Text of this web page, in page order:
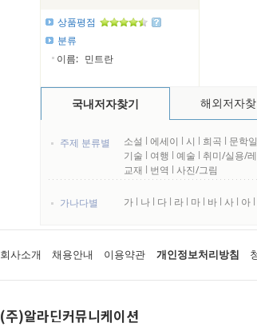
상품평점
분류
이름: 민트란
국내저자찾기 해외저자
주제 분류별 소설 l 에세이 l 시 l 희곡 l 문학
기술 l 여행 l 예술 l 취미/실용/
교재 l 번역 l 사진/그림
가나다별 가 l 나 l 다 l 라 l 마 l 바 l 사 l 아 l
회사소개 채용안내 이용약관 개인정보처리방침
(주)알라딘커뮤니케이션